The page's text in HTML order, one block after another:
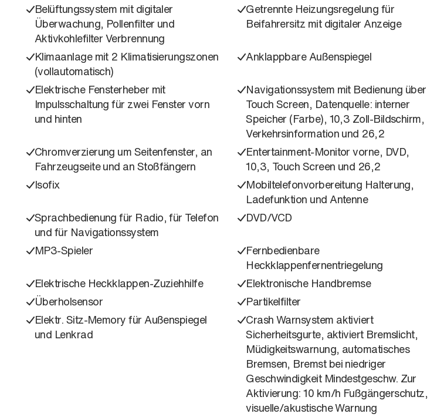
Belüftungssystem mit digitaler
Überwachung, Pollenfilter und
Aktivkohlefilter Verbrennung
Getrennte Heizungsregelung für
Beifahrersitz mit digitaler Anzeige
Klimaanlage mit 2 Klimatisierungszonen
(vollautomatisch)
Anklappbare Außenspiegel
Elektrische Fensterheber mit
Impulsschaltung für zwei Fenster vorn
und hinten
Navigationssystem mit Bedienung über
Touch Screen, Datenquelle: interner
Speicher (Farbe), 10,3 Zoll-Bildschirm,
Verkehrsinformation und 26,2
Chromverzierung um Seitenfenster, an
Fahrzeugseite und an Stoßfängern
Entertainment-Monitor vorne, DVD,
10,3, Touch Screen und 26,2
Isofix
Mobiltelefonvorbereitung Halterung,
Ladefunktion und Antenne
Sprachbedienung für Radio, für Telefon
und für Navigationssystem
DVD/VCD
MP3-Spieler
Fernbedienbare
Heckklappenfernentriegelung
Elektrische Heckklappen-Zuziehhilfe
Elektronische Handbremse
Überholsensor
Partikelfilter
Elektr. Sitz-Memory für Außenspiegel
und Lenkrad
Crash Warnsystem aktiviert
Sicherheitsgurte, aktiviert Bremslicht,
Müdigkeitswarnung, automatisches
Bremsen, Bremst bei niedriger
Geschwindigkeit Mindestgeschw. Zur
Aktivierung: 10 km/h Fußgängerschutz,
visuelle/akustische Warnung